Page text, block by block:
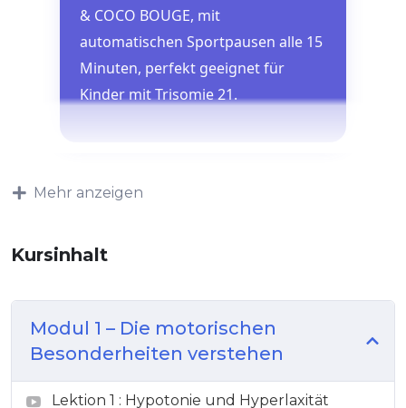
& COCO BOUGE, mit
automatischen Sportpausen alle 15
Minuten, perfekt geeignet für
Kinder mit Trisomie 21.
Mehr anzeigen
Kursinhalt
Modul 1 – Die motorischen
Besonderheiten verstehen
Lektion 1 : Hypotonie und Hyperlaxität